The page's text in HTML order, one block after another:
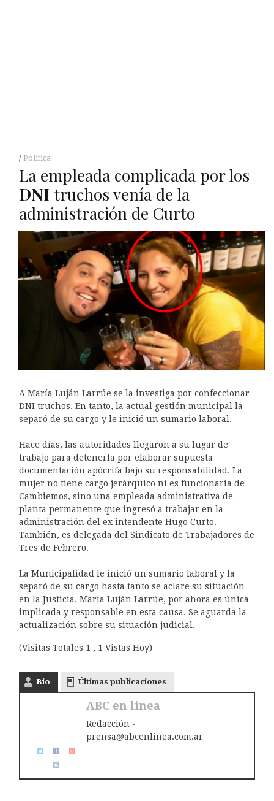
Política
La empleada complicada por los
DNI truchos venía de la
administración de Curto
A María Luján Larrúe se la investiga por confeccionar
DNI truchos. En tanto, la actual gestión municipal la
separó de su cargo y le inició un sumario laboral.
Hace días, las autoridades llegaron a su lugar de
trabajo para detenerla por elaborar supuesta
documentación apócrifa bajo su responsabilidad. La
mujer no tiene cargo jerárquico ni es funcionaria de
Cambiemos, sino una empleada administrativa de
planta permanente que ingresó a trabajar en la
administración del ex intendente Hugo Curto.
También, es delegada del Sindicato de Trabajadores de
Tres de Febrero.
La Municipalidad le inició un sumario laboral y la
separó de su cargo hasta tanto se aclare su situación
en la Justicia. María Luján Larrúe, por ahora es única
implicada y responsable en esta causa. Se aguarda la
actualización sobre su situación judicial.
(Visitas Totales 1 , 1 Vistas Hoy)
Bio Últimas publicaciones
ABC en linea
Redacción -
prensa@abcenlinea.com.ar